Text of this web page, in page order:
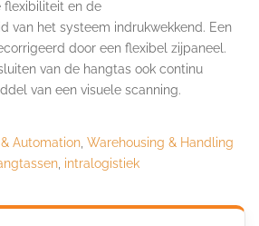
flexibiliteit en de
van het systeem indrukwekkend. Een
door een flexibel zijpaneel.
van de hangtas ook continu
van een visuele scanning.
Automation Warehousing & Handling
intralogistiek